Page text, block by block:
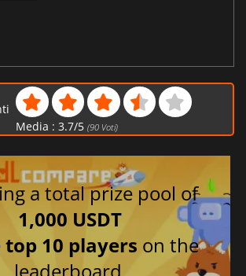
Media : 3.7/5 (90Voti)
a total prize pool of
1,000 USDT
top 10 players on the